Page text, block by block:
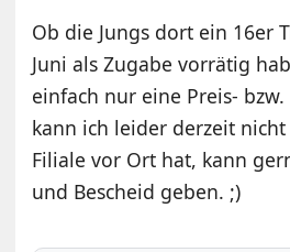
Ob die Jungs dort ein 16er
Juni als Zugabe vorrätig
einfach nur eine Preis-
kann ich leider derzeit nicht
Filiale vor Ort hat, kann
und Bescheid geben. ;)